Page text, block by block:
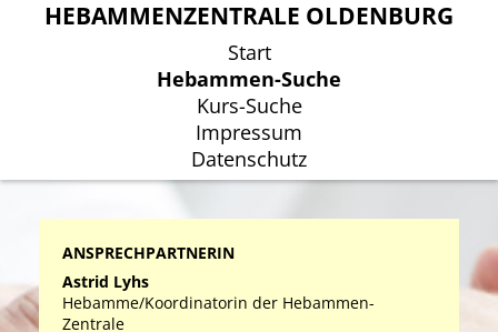
HEBAMMENZENTRALE OLDENBURG
Start
Hebammen-Suche
Kurs-Suche
Impressum
Datenschutz
HEBAMMENZENTRALE OLDENBURG
Start
Hebammen-Suche
Kurs-Suche
Impressum
Datenschutz
ANSPRECHPARTNERIN
Astrid Lyhs
Hebamme/Koordinatorin der Hebammen-
Zentrale